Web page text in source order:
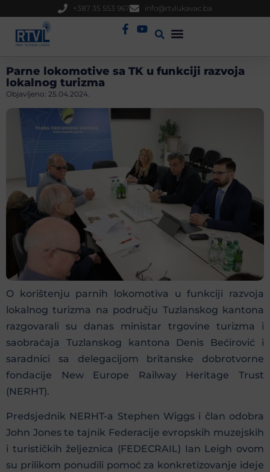
+387 35 553 967 info@rtvlukavac.ba
Parne lokomotive sa TK u funkciji razvoja
lokalnog turizma
Objavljeno: 25.04.2024.
O korištenju parnih lokomotiva u funkciji razvoja
lokalnog turizma na području Tuzlanskog kantona
razgovarali su danas ministar trgovine turizma i
saobraćaja Tuzlanskog kantona Denis Bećirović i
saradnici sa delegacijom britanske dobrotvorne
fondacije New Europe Railway Heritage Trust
(NERHT).
Predsjednik NERHT-a Stephen Wiggs i član odobra
John Jones te tajnik Federacije evropskih muzejskih
i turističkih željeznica (FEDECRAIL) Ian Leigh ovom
su prilikom ponudili pomoć za konkretizovanje ideje